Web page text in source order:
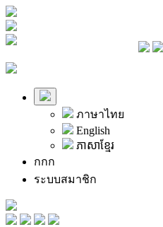
ภาษาไทย
English
ភាសាខ្មែរ
กกก
ระบบสมาชิก